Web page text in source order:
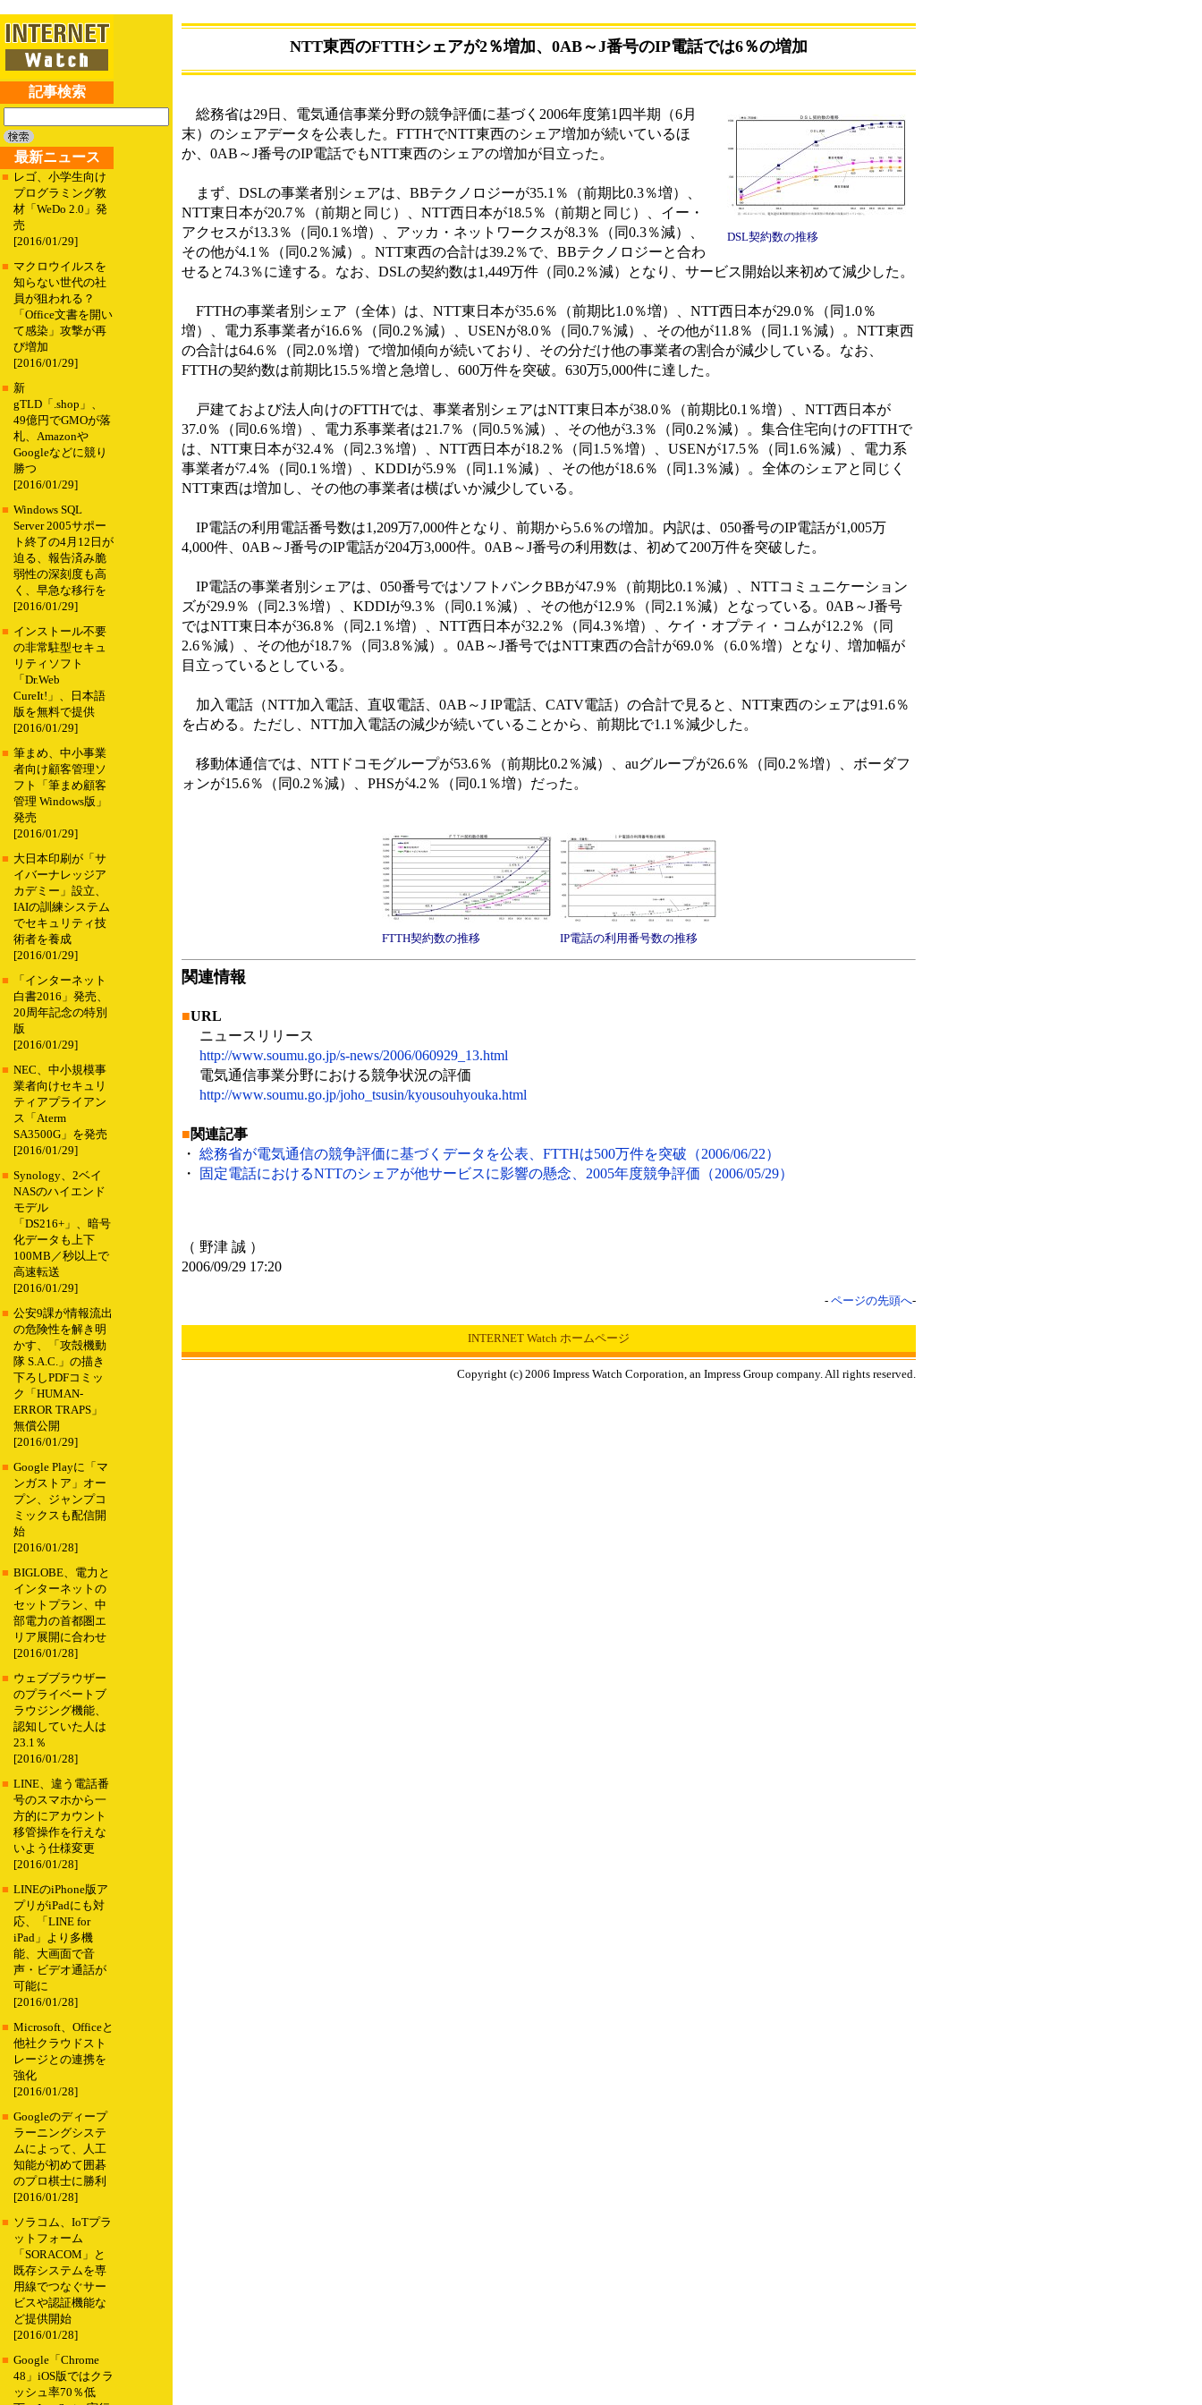
記事検索
最新ニュース
■ レゴ、小学生向け
プログラミング教
材「WeDo 2.0」発
売
[2016/01/29]
■ マクロウイルスを
知らない世代の社
員が狙われる？
「Office文書を開い
て感染」攻撃が再
び増加
[2016/01/29]
■ 新
gTLD「.shop」、
49億円でGMOが落
札、Amazonや
Googleなどに競り
勝つ
[2016/01/29]
■ Windows SQL
Server 2005サポー
ト終了の4月12日が
迫る、報告済み脆
弱性の深刻度も高
く、早急な移行を
[2016/01/29]
■ インストール不要
の非常駐型セキュ
リティソフト
「Dr.Web
CureIt!」、日本語
版を無料で提供
[2016/01/29]
■ 筆まめ、中小事業
者向け顧客管理ソ
フト「筆まめ顧客
管理 Windows版」
発売
[2016/01/29]
■ 大日本印刷が「サ
イバーナレッジア
カデミー」設立、
IAIの訓練システム
でセキュリティ技
術者を養成
[2016/01/29]
■
「インターネット
白書2016」発売、
20周年記念の特別
版
[2016/01/29]
■ NEC、中小規模事
業者向けセキュリ
ティアプライアン
ス「Aterm
SA3500G」を発売
[2016/01/29]
■ Synology、2ベイ
NASのハイエンド
モデル
「DS216+」、暗号
化データも上下
100MB／秒以上で
高速転送
[2016/01/29]
■ 公安9課が情報流出
の危険性を解き明
かす、「攻殻機動
隊 S.A.C.」の描き
下ろしPDFコミッ
ク「HUMAN-
ERROR TRAPS」
無償公開
[2016/01/29]
■ Google Playに「マ
ンガストア」オー
プン、ジャンプコ
ミックスも配信開
始
[2016/01/28]
■ BIGLOBE、電力と
インターネットの
セットプラン、中
部電力の首都圏エ
リア展開に合わせ
[2016/01/28]
■ ウェブブラウザー
のプライベートブ
ラウジング機能、
認知していた人は
23.1％
[2016/01/28]
■ LINE、違う電話番
号のスマホから一
方的にアカウント
移管操作を行えな
いよう仕様変更
[2016/01/28]
■ LINEのiPhone版ア
プリがiPadにも対
応、「LINE for
iPad」より多機
能、大画面で音
声・ビデオ通話が
可能に
[2016/01/28]
■ Microsoft、Officeと
他社クラウドスト
レージとの連携を
強化
[2016/01/28]
■ Googleのディープ
ラーニングシステ
ムによって、人工
知能が初めて囲碁
のプロ棋士に勝利
[2016/01/28]
■ ソラコム、IoTプラ
ットフォーム
「SORACOM」と
既存システムを専
用線でつなぐサー
ビスや認証機能な
ど提供開始
[2016/01/28]
■ Google「Chrome
48」iOS版ではクラ
ッシュ率70％低
NTT東西のFTTHシェアが2％増加、0AB～J番号のIP電話では6％の増加
DSL契約数の推移
総務省は29日、電気通信事業分野の競争評価に基づく2006年度第1四半期（6月
末）のシェアデータを公表した。FTTHでNTT東西のシェア増加が続いているほ
か、0AB～J番号のIP電話でもNTT東西のシェアの増加が目立った。
まず、DSLの事業者別シェアは、BBテクノロジーが35.1％（前期比0.3％増）、
NTT東日本が20.7％（前期と同じ）、NTT西日本が18.5％（前期と同じ）、イー・
アクセスが13.3％（同0.1％増）、アッカ・ネットワークスが8.3％（同0.3％減）、
その他が4.1％（同0.2％減）。NTT東西の合計は39.2％で、BBテクノロジーと合わ
せると74.3％に達する。なお、DSLの契約数は1,449万件（同0.2％減）となり、サービス開始以来初めて減少した。
FTTHの事業者別シェア（全体）は、NTT東日本が35.6％（前期比1.0％増）、NTT西日本が29.0％（同1.0％
増）、電力系事業者が16.6％（同0.2％減）、USENが8.0％（同0.7％減）、その他が11.8％（同1.1％減）。NTT東西
の合計は64.6％（同2.0％増）で増加傾向が続いており、その分だけ他の事業者の割合が減少している。なお、
FTTHの契約数は前期比15.5％増と急増し、600万件を突破。630万5,000件に達した。
戸建ておよび法人向けのFTTHでは、事業者別シェアはNTT東日本が38.0％（前期比0.1％増）、NTT西日本が
37.0％（同0.6％増）、電力系事業者は21.7％（同0.5％減）、その他が3.3％（同0.2％減）。集合住宅向けのFTTHで
は、NTT東日本が32.4％（同2.3％増）、NTT西日本が18.2％（同1.5％増）、USENが17.5％（同1.6％減）、電力系
事業者が7.4％（同0.1％増）、KDDIが5.9％（同1.1％減）、その他が18.6％（同1.3％減）。全体のシェアと同じく
NTT東西は増加し、その他の事業者は横ばいか減少している。
IP電話の利用電話番号数は1,209万7,000件となり、前期から5.6％の増加。内訳は、050番号のIP電話が1,005万
4,000件、0AB～J番号のIP電話が204万3,000件。0AB～J番号の利用数は、初めて200万件を突破した。
IP電話の事業者別シェアは、050番号ではソフトバンクBBが47.9％（前期比0.1％減）、NTTコミュニケーション
ズが29.9％（同2.3％増）、KDDIが9.3％（同0.1％減）、その他が12.9％（同2.1％減）となっている。0AB～J番号
ではNTT東日本が36.8％（同2.1％増）、NTT西日本が32.2％（同4.3％増）、ケイ・オプティ・コムが12.2％（同
2.6％減）、その他が18.7％（同3.8％減）。0AB～J番号ではNTT東西の合計が69.0％（6.0％増）となり、増加幅が
目立っているとしている。
加入電話（NTT加入電話、直収電話、0AB～J IP電話、CATV電話）の合計で見ると、NTT東西のシェアは91.6％
を占める。ただし、NTT加入電話の減少が続いていることから、前期比で1.1％減少した。
移動体通信では、NTTドコモグループが53.6％（前期比0.2％減）、auグループが26.6％（同0.2％増）、ボーダフ
ォンが15.6％（同0.2％減）、PHSが4.2％（同0.1％増）だった。
FTTH契約数の推移 IP電話の利用番号数の推移
関連情報
■URL
ニュースリリース
http://www.soumu.go.jp/s-news/2006/060929_13.html
電気通信事業分野における競争状況の評価
http://www.soumu.go.jp/joho_tsusin/kyousouhyouka.html
■関連記事
・ 総務省が電気通信の競争評価に基づくデータを公表、FTTHは500万件を突破（2006/06/22）
・
固定電話におけるNTTのシェアが他サービスに影響の懸念、2005年度競争評価（2006/05/29）
（ 野津 誠 ）
2006/09/29 17:20
- ページの先頭へ-
INTERNET Watch ホームページ
Copyright (c) 2006 Impress Watch Corporation, an Impress Group company. All rights reserved.